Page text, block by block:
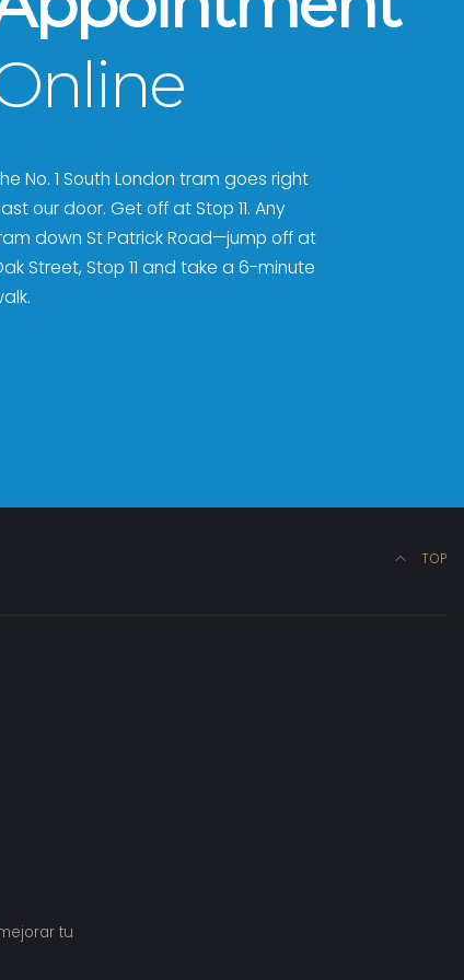
No. 1 South London tram goes right
our door. Get off at Stop 11. Any
down St Patrick Road—jump off at
Street, Stop 11 and take a 6-minute
TOP
tu